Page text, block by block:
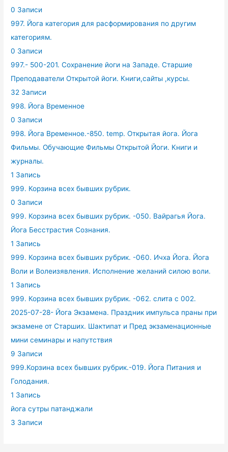
0 Записи
997. Йога категория для расформирования по другим
категориям.
0 Записи
997.- 500-201. Сохранение йоги на Западе. Старшие
Преподаватели Открытой йоги. Книги,сайты ,курсы.
32 Записи
998. Йога Временное
0 Записи
998. Йога Временное.-850. temp. Открытая йога. Йога
Фильмы. Обучающие Фильмы Открытой Йоги. Книги и
журналы.
1 Запись
999. Корзина всех бывших рубрик.
0 Записи
999. Корзина всех бывших рубрик. -050. Вайрагья Йога.
Йога Бесстрастия Сознания.
1 Запись
999. Корзина всех бывших рубрик. -060. Ичха Йога. Йога
Воли и Волеизявления. Исполнение желаний силою воли.
1 Запись
999. Корзина всех бывших рубрик. -062. слита с 002.
2025-07-28- Йога Экзамена. Праздник импульса праны при
экзамене от Старших. Шактипат и Пред экзаменационные
мини семинары и напутствия
9 Записи
999.Корзина всех бывших рубрик.-019. Йога Питания и
Голодания.
1 Запись
йога сутры патанджали
3 Записи